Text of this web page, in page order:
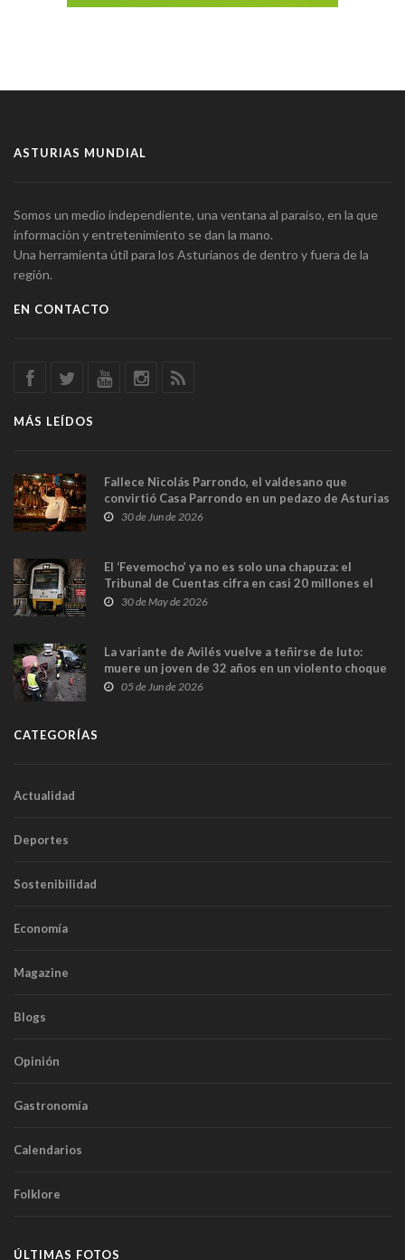
ASTURIAS MUNDIAL
Somos un medio independiente, una ventana al paraíso, en la que
información y entretenimiento se dan la mano.
Una herramienta útil para los Asturianos de dentro y fuera de la
región.
EN CONTACTO
MÁS LEÍDOS
Fallece Nicolás Parrondo, el valdesano que
convirtió Casa Parrondo en un pedazo de Asturias
en Madrid
30 de Jun de 2026
El ‘Fevemocho’ ya no es solo una chapuza: el
Tribunal de Cuentas cifra en casi 20 millones el
sobrecoste de los trenes que no cabían por los
30 de May de 2026
La variante de Avilés vuelve a teñirse de luto:
muere un joven de 32 años en un violento choque
frontal
05 de Jun de 2026
CATEGORÍAS
Actualidad
Deportes
Sostenibilidad
Economía
Magazine
Blogs
Opinión
Gastronomía
Calendarios
Folklore
ÚLTIMAS FOTOS